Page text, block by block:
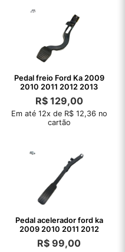
Pedal freio Ford Ka 2009
2010 2011 2012 2013
R$129,00
Em até 12x de R$ 12,36 no
cartão
Pedal acelerador ford ka
2009 2010 2011 2012
R$ 99,00